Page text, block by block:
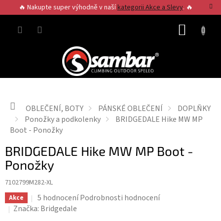
na
obsah
🔥 Nakupte super výhodně v našíkategorii Akce a Slevy. 🔥
Domů
OBLEČENÍ, BOTY PÁNSKÉ OBLEČENÍ
DOPLŇKY
Ponožky a podkolenky
BRIDGEDALE Hike MW MP
Boot - Ponožky
BRIDGEDALE Hike MW MP Boot -
Ponožky
7102799M282-XL
Akce
Průměrné
hodnocení
5 hodnocení Podrobnosti hodnocení
Značka: Bridgedale